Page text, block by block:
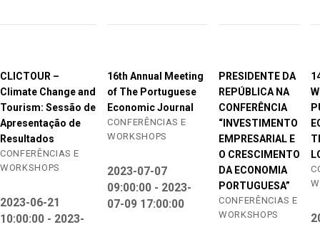
CLICTOUR –
Climate Change and
Tourism: Sessão de
Apresentação de
Resultados
CONFERÊNCIAS E
WORKSHOPS
2023-06-21
10:00:00 - 2023-
16th Annual Meeting
of The Portuguese
Economic Journal
CONFERÊNCIAS E
WORKSHOPS
2023-07-07
09:00:00 - 2023-
07-09 17:00:00
PRESIDENTE DA
REPÚBLICA NA
CONFERÊNCIA
“INVESTIMENTO
EMPRESARIAL E
O CRESCIMENTO
DA ECONOMIA
PORTUGUESA”
CONFERÊNCIAS E
WORKSHOPS